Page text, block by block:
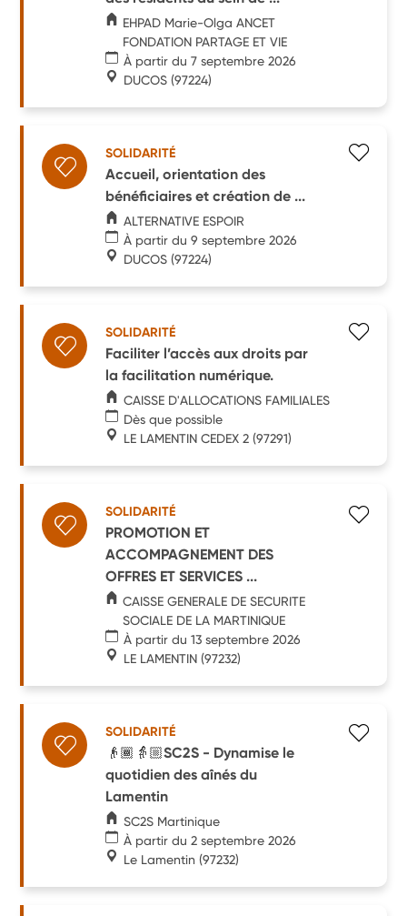
EHPAD Marie-Olga ANCET
FONDATION PARTAGE ET VIE
À partir du 7 septembre 2026
DUCOS (97224)
SOLIDARITÉ
Accueil, orientation des
bénéficiaires et création de ...
ALTERNATIVE ESPOIR
À partir du 9 septembre 2026
DUCOS (97224)
SOLIDARITÉ
Faciliter l’accès aux droits par
la facilitation numérique.
CAISSE D'ALLOCATIONS FAMILIALES
Dès que possible
LE LAMENTIN CEDEX 2 (97291)
SOLIDARITÉ
PROMOTION ET
ACCOMPAGNEMENT DES
OFFRES ET SERVICES ...
CAISSE GENERALE DE SECURITE
SOCIALE DE LA MARTINIQUE
À partir du 13 septembre 2026
LE LAMENTIN (97232)
SOLIDARITÉ
👴🏾👵🏼SC2S - Dynamise le
quotidien des aînés du
Lamentin
SC2S Martinique
À partir du 2 septembre 2026
Le Lamentin (97232)